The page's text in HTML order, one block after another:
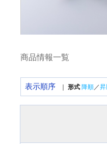
商品情報一覧
表示順序 形式 降順／